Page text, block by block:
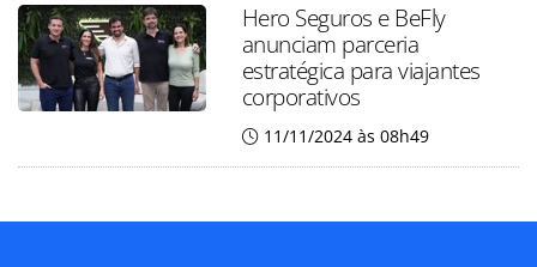
Hero Seguros e BeFly
anunciam parceria
estratégica para viajantes
corporativos
11/11/2024 às 08h49